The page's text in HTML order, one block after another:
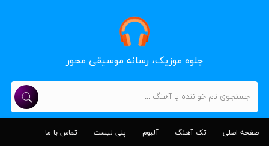
جلوه موزیک، رسانه موسیقی محور
صفحه اصلی تک آهنگ آلبوم پلی لیست تماس با ما